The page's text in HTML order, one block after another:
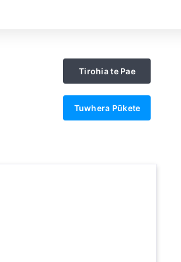
Tirohia te Pae
Tuwhera Pūkete